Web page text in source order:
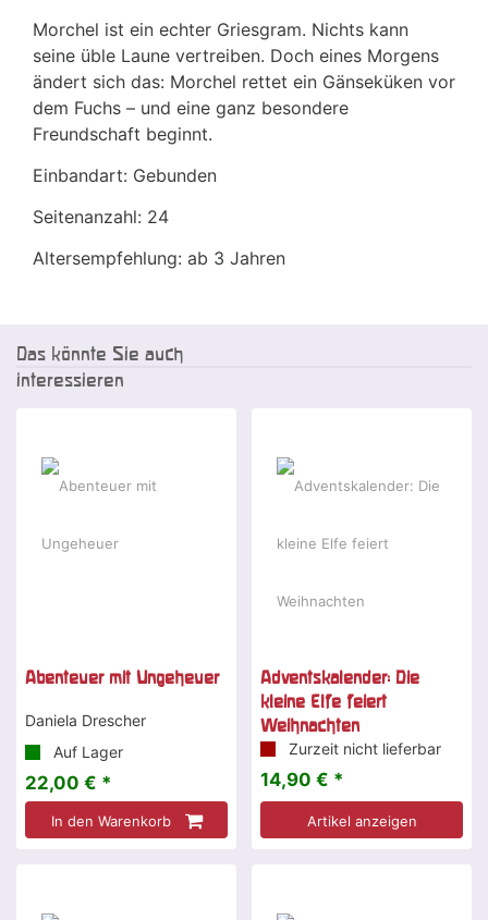
Morchel ist ein echter Griesgram. Nichts kann
seine üble Laune vertreiben. Doch eines Morgens
ändert sich das: Morchel rettet ein Gänseküken vor
dem Fuchs – und eine ganz besondere
Freundschaft beginnt.
Einbandart: Gebunden
Seitenanzahl: 24
Altersempfehlung: ab 3 Jahren
Das könnte Sie auch
interessieren
Abenteuer mit Ungeheuer
Daniela Drescher
Auf Lager
22,00 € *
In den Warenkorb
Adventskalender: Die
kleine Elfe feiert
Weihnachten
Zurzeit nicht lieferbar
14,90 € *
Artikel anzeigen